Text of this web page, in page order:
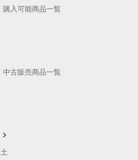
購入可能商品一覧
中古販売商品一覧
土